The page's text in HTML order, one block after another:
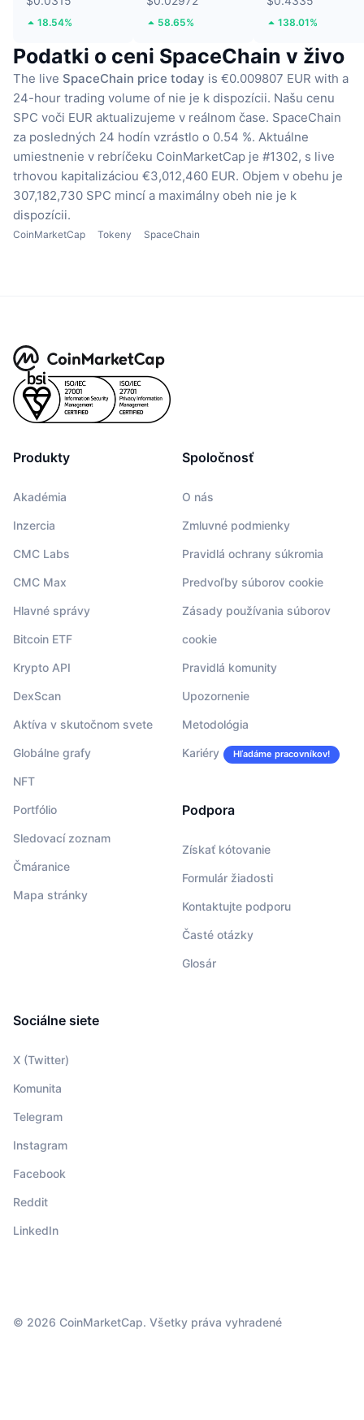
18.54% 58.65% 138.01%
Podatki o ceni SpaceChain v živo
The live SpaceChain price today is €0.009807 EUR with a
24-hour trading volume of nie je k dispozícii. Našu cenu
SPC voči EUR aktualizujeme v reálnom čase. SpaceChain
za posledných 24 hodín vzrástlo o 0.54 %. Aktuálne
umiestnenie v rebríčeku CoinMarketCap je #1302, s live
trhovou kapitalizáciou €3,012,460 EUR. Objem v obehu je
307,182,730 SPC mincí a maximálny obeh nie je k
dispozícii.
CoinMarketCap Tokeny SpaceChain
Produkty
Akadémia
Inzercia
CMC Labs
CMC Max
Hlavné správy
Bitcoin ETF
Krypto API
DexScan
Aktíva v skutočnom svete
Globálne grafy
NFT
Portfólio
Sledovací zoznam
Čmáranice
Mapa stránky
Spoločnosť
O nás
Zmluvné podmienky
Pravidlá ochrany súkromia
Predvoľby súborov cookie
Zásady používania súborov
cookie
Pravidlá komunity
Upozornenie
Metodológia
Kariéry Hľadáme pracovníkov!
Podpora
Získať kótovanie
Formulár žiadosti
Kontaktujte podporu
Časté otázky
Glosár
Sociálne siete
X (Twitter)
Komunita
Telegram
Instagram
Facebook
Reddit
LinkedIn
© 2026 CoinMarketCap. Všetky práva vyhradené